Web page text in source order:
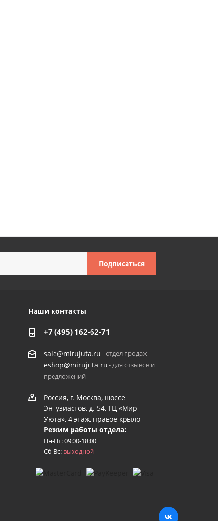
Наши контакты
+7 (495) 162-62-71
sale@mirujuta.ru - отдел продаж
eshop@mirujuta.ru - для отзывов и
предложений
Россия, г. Москва, шоссе
Энтузиастов, д. 54, ТЦ «Мир
Уюта», 4 этаж, правое крыло
Режим работы отдела:
Пн-Пт: 09:00-18:00
Сб-Вс: выходной